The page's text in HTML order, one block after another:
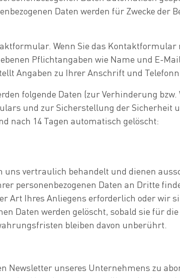
Daten werden für Zwecke der
Wenn Sie das Kontaktformular
Pflichtangaben wie Name und E-
Angaben zu Ihrer Anschrift und
folgende Daten (zur Verhinderung bzw.
und zur Sicherstellung der Sicherheit
nach 14 Tagen automatisch gelöscht:
uns vertraulich behandelt und dienen
personenbezogenen Daten an Dritte
Art Ihres Anliegens erforderlich oder wir
Daten werden gelöscht, sobald sie für die
bleiben davon unberührt.
Newsletter unseres Unternehmens zu